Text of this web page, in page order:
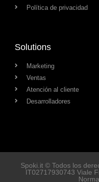
Política de privacidad
Solutions
Marketing
Ventas
Atención al cliente
Desarrolladores
Spoki.it © Todos los
IT02717930743 Viale